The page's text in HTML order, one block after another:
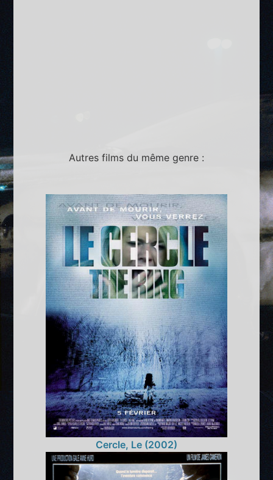
Autres films du même genre :
Cercle, Le (2002)